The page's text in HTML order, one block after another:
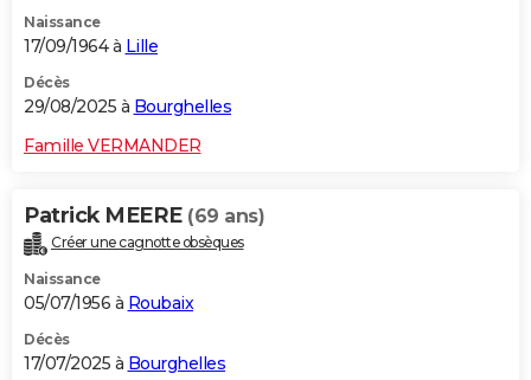
COPAINS D'AVANT
S'inscrire
Se connecter
Lycées
Collèges
Primaires
Universités
Entreprises
Service militaire
Avis de recherche
AVIS DE DÉCÈS
Naissance
17/09/1964 à Lille
Décès
29/08/2025 à Bourghelles
Famille VERMANDER
Patrick MEERE (69 ans)
Créer une cagnotte obsèques
Naissance
05/07/1956 à Roubaix
Décès
17/07/2025 à Bourghelles